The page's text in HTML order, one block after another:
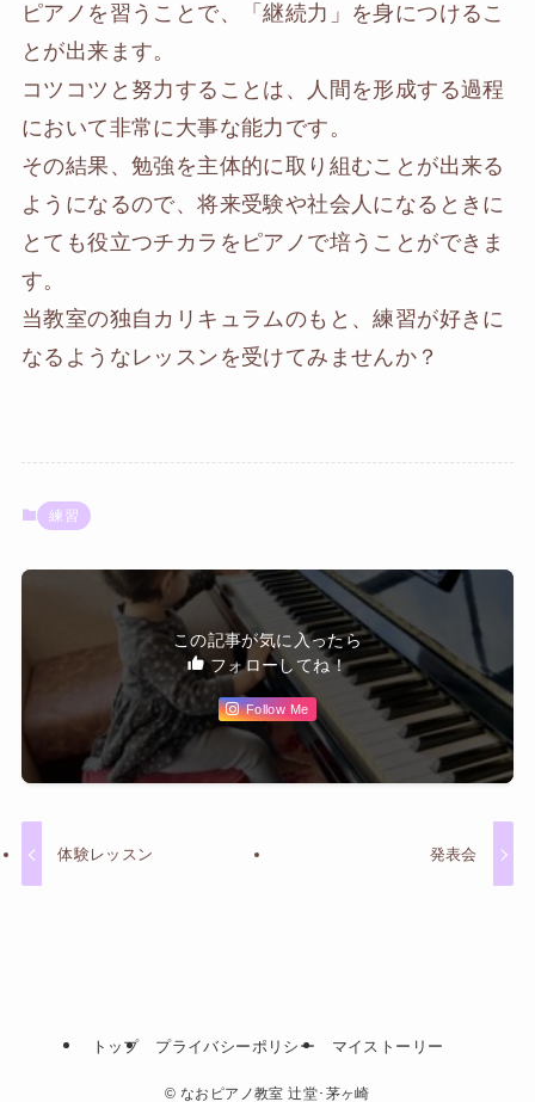
ピアノを習うことで、「継続力」を身につけるこ
とが出来ます。
コツコツと努力することは、人間を形成する過程
において非常に大事な能力です。
その結果、勉強を主体的に取り組むことが出来る
ようになるので、将来受験や社会人になるときに
とても役立つチカラをピアノで培うことができま
す。
当教室の独自カリキュラムのもと、練習が好きに
なるようなレッスンを受けてみませんか？
練習
この記事が気に入ったら
フォローしてね！
Follow Me
体験レッスン 発表会
トップ プライバシーポリシー マイストーリー
© なおピアノ教室 辻堂･茅ヶ崎